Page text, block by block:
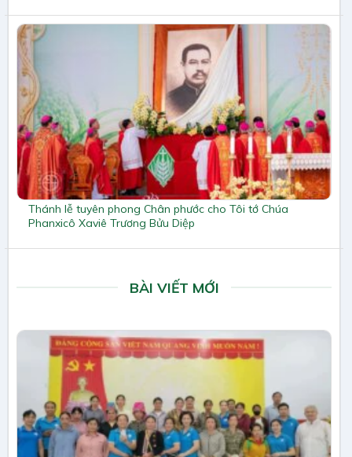
Thánh lễ tuyên phong Chân phước cho Tôi tớ Chúa
Phanxicô Xaviê Trương Bửu Diệp
BÀI VIẾT MỚI